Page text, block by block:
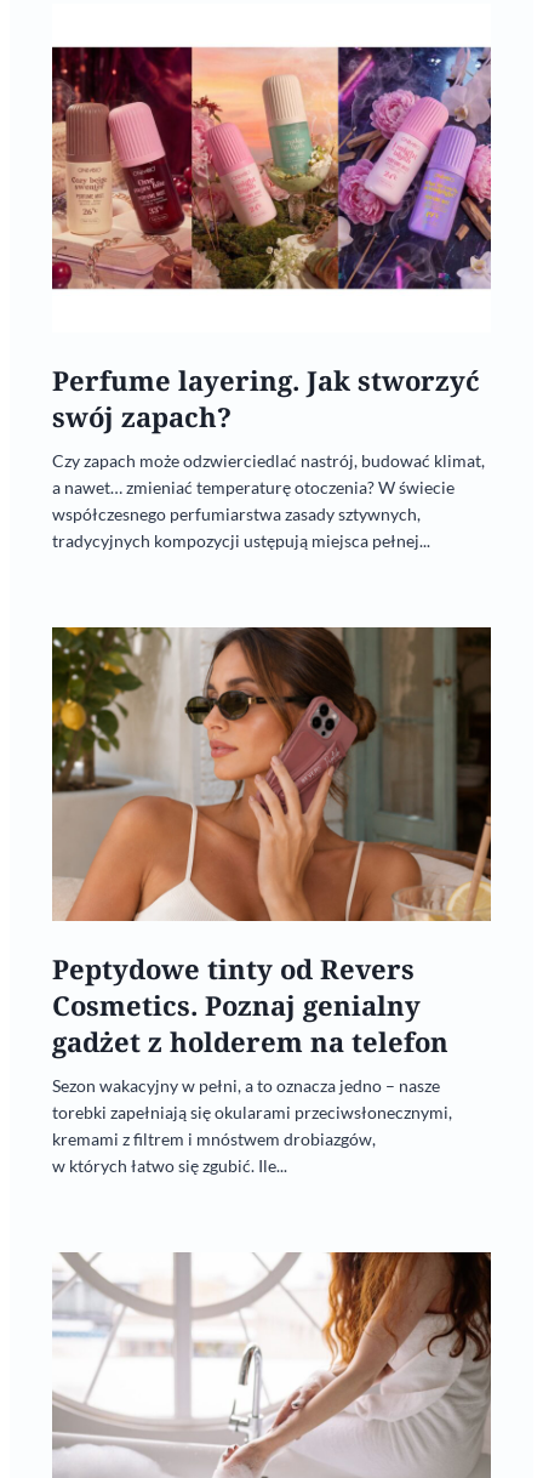
Perfume layering. Jak stworzyć
swój zapach?
Czy zapach może odzwierciedlać nastrój, budować klimat,
a nawet… zmieniać temperaturę otoczenia? W świecie
współczesnego perfumiarstwa zasady sztywnych,
tradycyjnych kompozycji ustępują miejsca pełnej...
Peptydowe tinty od Revers
Cosmetics. Poznaj genialny
gadżet z holderem na telefon
Sezon wakacyjny w pełni, a to oznacza jedno – nasze
torebki zapełniają się okularami przeciwsłonecznymi,
kremami z filtrem i mnóstwem drobiazgów,
w których łatwo się zgubić. Ile...